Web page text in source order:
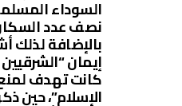
السوداء
نصف عدد
بالإضافة لذلك
كانت تهدف
الإسلام”، حين